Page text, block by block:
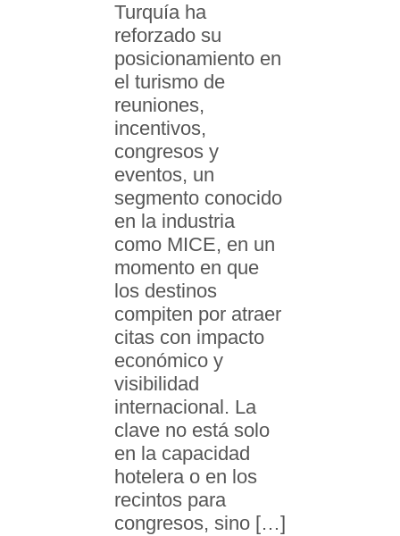
Turquía ha
reforzado su
posicionamiento en
el turismo de
reuniones,
incentivos,
congresos y
eventos, un
segmento conocido
en la industria
como MICE, en un
momento en que
los destinos
compiten por atraer
citas con impacto
económico y
visibilidad
internacional. La
clave no está solo
en la capacidad
hotelera o en los
recintos para
congresos, sino […]